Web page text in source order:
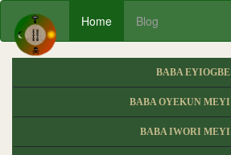
Home Blog
BABA EYIOGBE
BABA OYEKUN MEYI
BABA IWORI MEYI